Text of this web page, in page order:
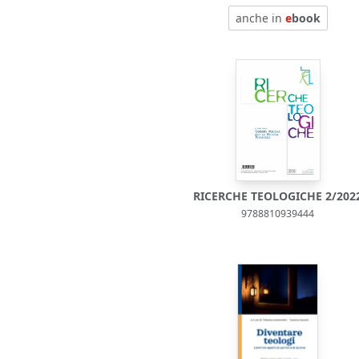
anche in ebook
RICERCHE TEOLOGICHE 2/
9788810939444